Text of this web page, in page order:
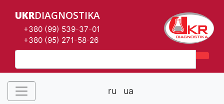
UKRDIAGNOSTIKA
+380 (99) 539-37-01
+380 (95) 271-58-26
ru ua